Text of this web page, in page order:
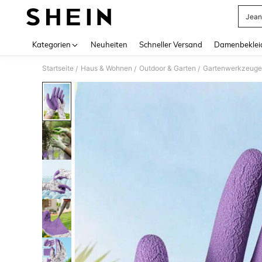
Kategorien Neuheiten Schneller Versand
Startseite / Haus & Wohnen / Outdoor & Garten / Gartenwerkzeuge